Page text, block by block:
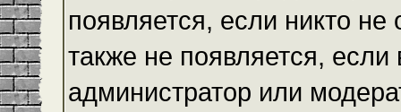
появляется, если никто
также не появляется,
администратор или